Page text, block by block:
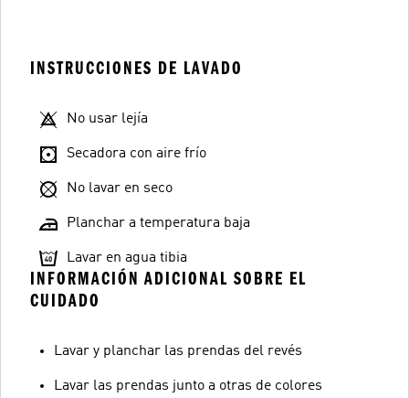
INSTRUCCIONES DE LAVADO
No usar lejía
Secadora con aire frío
No lavar en seco
Planchar a temperatura baja
Lavar en agua tibia
INFORMACIÓN ADICIONAL SOBRE EL
CUIDADO
Lavar y planchar las prendas del revés
Lavar las prendas junto a otras de colores